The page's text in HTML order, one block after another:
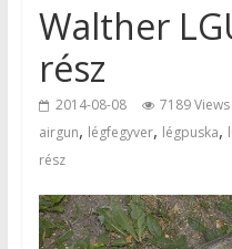
Walther
rész
2014-08-08 7189 Views
airgun, légfegyver, légpuska,
rész